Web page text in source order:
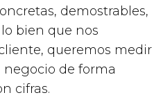
demostrables,
bien que nos
queremos medir
negocio de forma
cifras.